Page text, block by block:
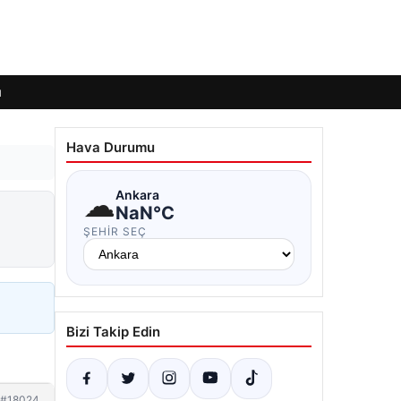
Hava Durumu
☁Ankara
NaN°C
ŞEHIR SEÇ
Bizi Takip Edin